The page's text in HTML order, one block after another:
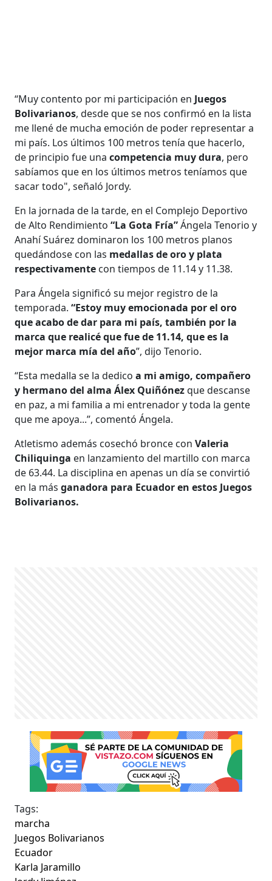
“Muy contento por mi participación en Juegos
Bolivarianos, desde que se nos confirmó en la lista
me llené de mucha emoción de poder representar a
mi país. Los últimos 100 metros tenía que hacerlo,
de principio fue unacompetencia muy dura, pero
sabíamos que en los últimos metros teníamos que
sacar todo", señaló Jordy.
En la jornada de la tarde, en el Complejo Deportivo
de Alto Rendimiento “La Gota Fría”Ángela Tenorio y
Anahí Suárez dominaron los 100 metros planos
quedándose con las medallas de oro y plata
respectivamente con tiempos de 11.14 y 11.38.
Para Ángela significó su mejor registro de la
temporada.“Estoy muy emocionada por el oro
que acabo de dar para mi país, también por la
marca que realicé que fue de 11.14, que es la
mejor marca mía del año”, dijo Tenorio.
“Esta medalla se la dedico a mi amigo, compañero
y hermano del alma Álex Quiñónezque descanse
en paz, a mi familia a mi entrenador y toda la gente
que me apoya...”, comentó Ángela.
Atletismo además cosechó bronce con Valeria
Chiliquinga en lanzamiento del martillo con marca
de 63.44. La disciplina en apenas un día se convirtió
en la másganadora para Ecuador en estos Juegos
Bolivarianos.
Tags:
marcha
Juegos Bolivarianos
Ecuador
Karla Jaramillo